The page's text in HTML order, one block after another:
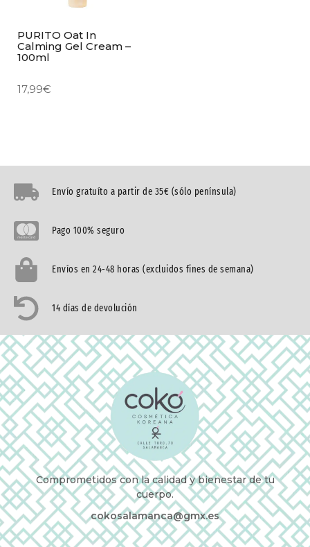
PURITO Oat In
Calming Gel Cream –
100ml
17,99€
Envío gratuíto a partir de 35€ (sólo península)
Pago 100% seguro
Envíos en 24-48 horas (excluidos fines de semana)
14 días de devolución
Comprometidos con la calidad y bienestar de tu
cuerpo.
cokosalamanca@gmx.es